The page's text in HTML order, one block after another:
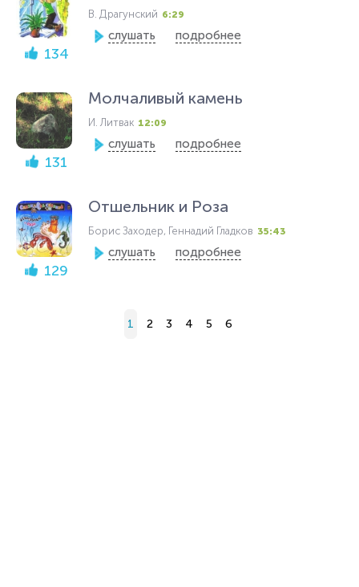
134
В. Драгунский 6:29
слушать подробнее
131
Молчаливый камень
И. Литвак 12:09
слушать подробнее
129
Отшельник и Роза
Борис Заходер, Геннадий Гладков 35:43
слушать подробнее
1 2 3 4 5 6